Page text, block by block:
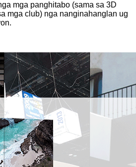
mga panghitabo (sama sa 3D
mga club) nga nanginahanglan ug